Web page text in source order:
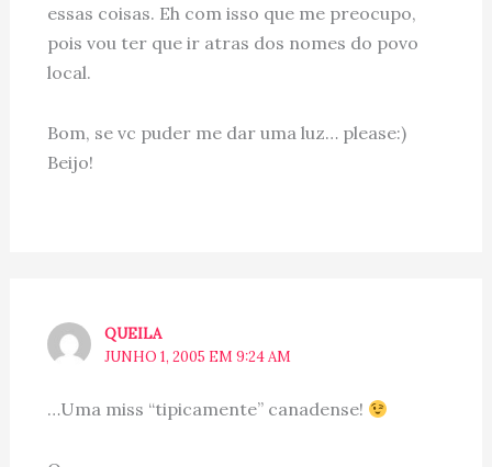
essas coisas. Eh com isso que me preocupo,
pois vou ter que ir atras dos nomes do povo
local.
Bom, se vc puder me dar uma luz… please:)
Beijo!
QUEILA
JUNHO 1, 2005 EM 9:24 AM
…Uma miss “tipicamente” canadense!